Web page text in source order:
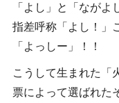
「よし」と「なが
指差呼称「よし！」
「よっしー」！！
こうして生まれた「
票によって選ばれた